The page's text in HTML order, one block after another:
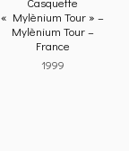
« Mylènium Tour » –
Mylènium Tour –
France
1999